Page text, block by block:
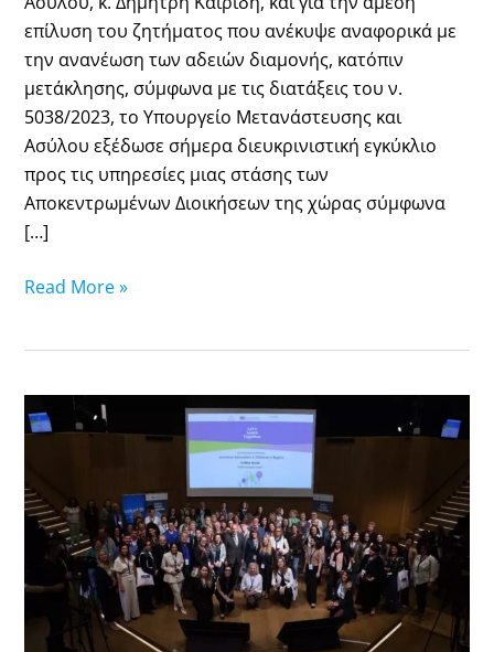
επίλυση του ζητήματος που ανέκυψε αναφορικά με
την ανανέωση των αδειών διαμονής, κατόπιν
μετάκλησης, σύμφωνα με τις διατάξεις του ν.
5038/2023, το Υπουργείο Μετανάστευσης και
Ασύλου εξέδωσε σήμερα διευκρινιστική εγκύκλιο
προς τις υπηρεσίες μιας στάσης των
Αποκεντρωμένων Διοικήσεων της χώρας σύμφωνα
[…]
Read More »
1ο
Διεθνές
Συμπεριληπτικής
Εκπαίδευσης
από
UNICEF,
Υπουργείο
Παιδείας